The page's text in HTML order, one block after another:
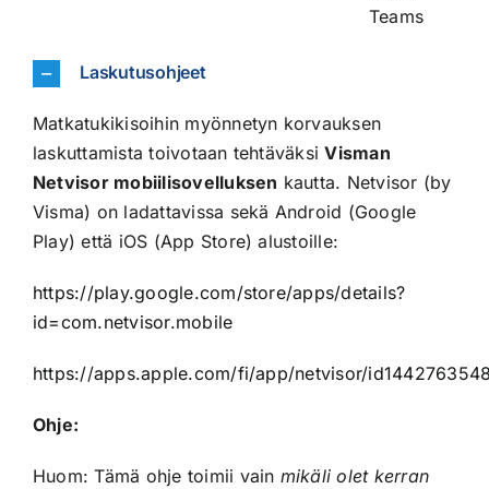
Teams
Laskutusohjeet
Matkatukikisoihin myönnetyn korvauksen
laskuttamista toivotaan tehtäväksiVisman
Netvisor mobiilisovelluksen kautta. Netvisor (by
Visma) on ladattavissa sekä Android (Google
Play) että iOS (App Store) alustoille:
https://play.google.com/store/apps/details?
id=com.netvisor.mobile
https://apps.apple.com/fi/app/netvisor/
Ohje:
Huom: Tämä ohje toimii vain mikäli olet kerran